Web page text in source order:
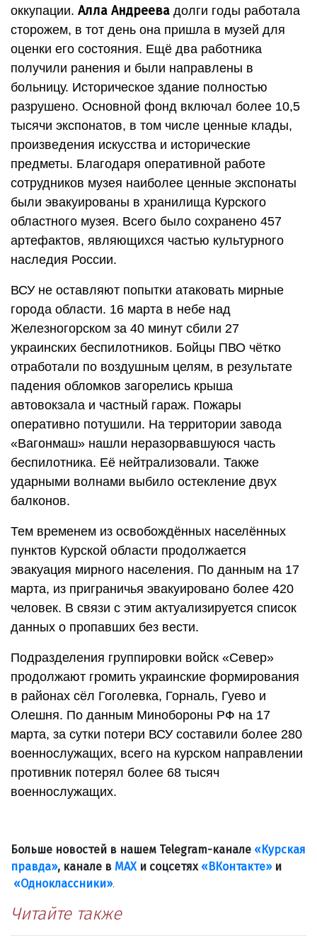
оккупации. Алла Андреева долги годы работала
сторожем, в тот день она пришла в музей для
оценки его состояния. Ещё два работника
получили ранения и были направлены в
больницу. Историческое здание полностью
разрушено. Основной фонд включал более 10,5
тысячи экспонатов, в том числе ценные клады,
произведения искусства и исторические
предметы. Благодаря оперативной работе
сотрудников музея наиболее ценные экспонаты
были эвакуированы в хранилища Курского
областного музея. Всего было сохранено 457
артефактов, являющихся частью культурного
наследия России.
ВСУ не оставляют попытки атаковать мирные
города области. 16 марта в небе над
Железногорском за 40 минут сбили 27
украинских беспилотников. Бойцы ПВО чётко
отработали по воздушным целям, в результате
падения обломков загорелись крыша
автовокзала и частный гараж. Пожары
оперативно потушили. На территории завода
«Вагонмаш» нашли неразорвавшуюся часть
беспилотника. Её нейтрализовали. Также
ударными волнами выбило остекление двух
балконов.
Тем временем из освобождённых населённых
пунктов Курской области продолжается
эвакуация мирного населения. По данным на 17
марта, из приграничья эвакуировано более 420
человек. В связи с этим актуализируется список
данных о пропавших без вести.
Подразделения группировки войск «Север»
продолжают громить украинские формирования
в районах сёл Гоголевка, Горналь, Гуево и
Олешня. По данным Минобороны РФ на 17
марта, за сутки потери ВСУ составили более 280
военнослужащих, всего на курском направлении
противник потерял более 68 тысяч
военнослужащих.
Больше новостей в нашем Telegram-канале «Курская
правда», канале в МАХи соцсетях «ВКонтакте»и
«Одноклассники».
Читайте также